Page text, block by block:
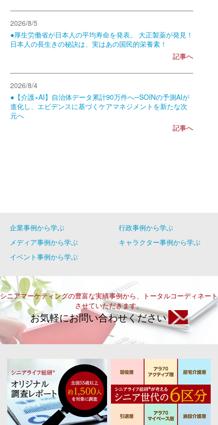
2026/8/5
●厚生労働省が日本人の平均寿命を発表。 大正製薬が発見！
日本人の長生きの秘訣は、実はあの国民的栄養素！
記事へ
2026/8/4
●【介護×AI】自治体データ累計90万件へ─SOINの予測AIが
進化し、エビデンスに基づくケアマネジメントを新たな次
元へ
記事へ
企業事例から学ぶ
行政事例から学ぶ
メディア事例から学ぶ
キャラクター事例から学ぶ
イベント事例から学ぶ
シニアマーケティングの豊富な実績事例から、トータルコーディネート
させていただきます。
お気軽にお問い合わせください